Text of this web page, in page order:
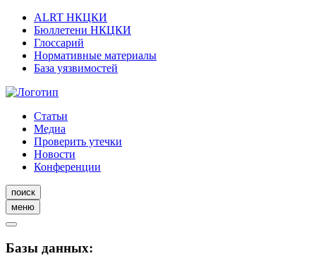
ALRT НКЦКИ
Бюллетени НКЦКИ
Глоссарий
Нормативные материалы
База уязвимостей
Статьи
Медиа
Проверить утечки
Новости
Конференции
поиск
меню
Базы данных: